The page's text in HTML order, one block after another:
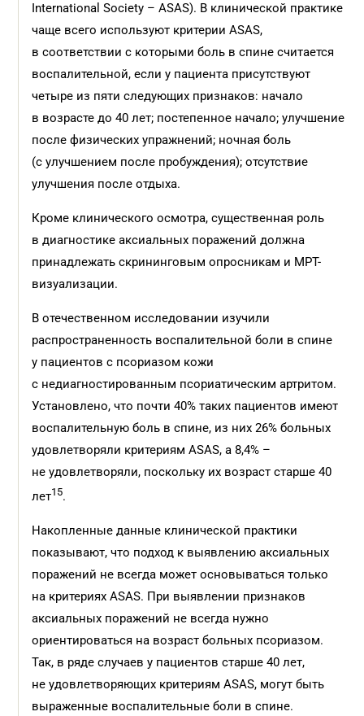
International Society – ASAS). В клинической практике
чаще всего используют критерии ASAS,
в соответствии с которыми боль в спине считается
воспалительной, если у пациента присутствуют
четыре из пяти следующих признаков: начало
в возрасте до 40 лет; постепенное начало; улучшение
после физических упражнений; ночная боль
(с улучшением после пробуждения); отсутствие
улучшения после отдыха.
Кроме клинического осмотра, существенная роль
в диагностике аксиальных поражений должна
принадлежать скрининговым опросникам и МРТ-
визуализации.
В отечественном исследовании изучили
распространенность воспалительной боли в спине
у пациентов с псориазом кожи
с недиагностированным псориатическим артритом.
Установлено, что почти 40% таких пациентов имеют
воспалительную боль в спине, из них 26% больных
удовлетворяли критериям ASAS, а 8,4% –
не удовлетворяли, поскольку их возраст старше 40
лет15.
Накопленные данные клинической практики
показывают, что подход к выявлению аксиальных
поражений не всегда может основываться только
на критериях ASAS. При выявлении признаков
аксиальных поражений не всегда нужно
ориентироваться на возраст больных псориазом.
Так, в ряде случаев у пациентов старше 40 лет,
не удовлетворяющих критериям ASAS, могут быть
выраженные воспалительные боли в спине.